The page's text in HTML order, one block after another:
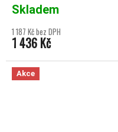
Skladem
1 187 Kč bez DPH
1 436 Kč
Akce